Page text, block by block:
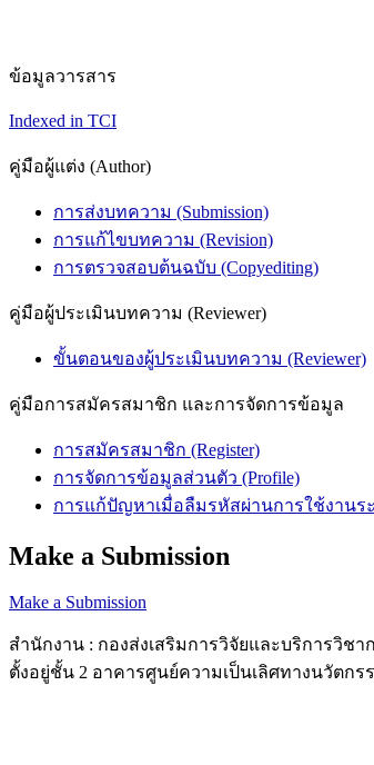
ข้อมูลวารสาร
Indexed in TCI
คู่มือผู้แต่ง (Author)
การส่งบทความ (Submission)
การแก้ไขบทความ (Revision)
การตรวจสอบต้นฉบับ (Copyediting)
คู่มือผู้ประเมินบทความ (Reviewer)
ขั้นตอนของผู้ประเมินบทความ (Reviewer)
คู่มือการสมัครสมาชิก และการจัดการข้อมูล
การสมัครสมาชิก (Register)
การจัดการข้อมูลส่วนตัว (Profile)
การแก้ปัญหาเมื่อลืมรหัสผ่านการใช้งานระ
Make a Submission
Make a Submission
สำนักงาน : กองส่งเสริมการวิจัยและบริการวิช
ตั้งอยู่ชั้น 2 อาคารศูนย์ความเป็นเลิศทางนวัตก